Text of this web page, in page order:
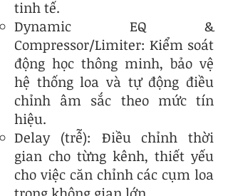
tinh tế.
Dynamic EQ &
Compressor/Limiter: Kiểm soát
động học thông minh, bảo vệ
hệ thống loa và tự động điều
chỉnh âm sắc theo mức tín
hiệu.
Delay (trễ): Điều chỉnh thời
gian cho từng kênh, thiết yếu
cho việc căn chỉnh các cụm loa